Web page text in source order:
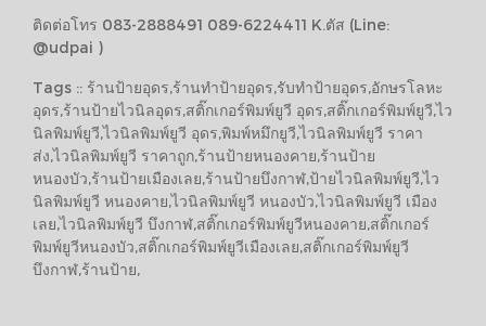
ติดต่อโทร 083-2888491 089-6224411 K.ตัส (Line:
@udpai )
Tags :: ร้านป้ายอุดร,ร้านทำป้ายอุดร,รับทำป้ายอุดร,อักษรโลหะ
อุดร,ร้านป้ายไวนิลอุดร,สติ๊กเกอร์พิมพ์ยูวี อุดร,สติ๊กเกอร์พิมพ์ยูวี,ไว
นิลพิมพ์ยูวี,ไวนิลพิมพ์ยูวี อุดร,พิมพ์หมึกยูวี,ไวนิลพิมพ์ยูวี ราคา
ส่ง,ไวนิลพิมพ์ยูวี ราคาถูก,ร้านป้ายหนองคาย,ร้านป้าย
หนองบัว,ร้านป้ายเมืองเลย,ร้านป้ายบึงกาฬ,ป้ายไวนิลพิมพ์ยูวี,ไว
นิลพิมพ์ยูวี หนองคาย,ไวนิลพิมพ์ยูวี หนองบัว,ไวนิลพิมพ์ยูวี เมือง
เลย,ไวนิลพิมพ์ยูวี บึงกาฬ,สติ๊กเกอร์พิมพ์ยูวีหนองคาย,สติ๊กเกอร์
พิมพ์ยูวีหนองบัว,สติ๊กเกอร์พิมพ์ยูวีเมืองเลย,สติ๊กเกอร์พิมพ์ยูวี
บึงกาฬ,ร้านป้าย,